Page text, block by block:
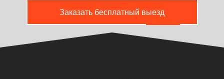
Заказать бесплатный выезд